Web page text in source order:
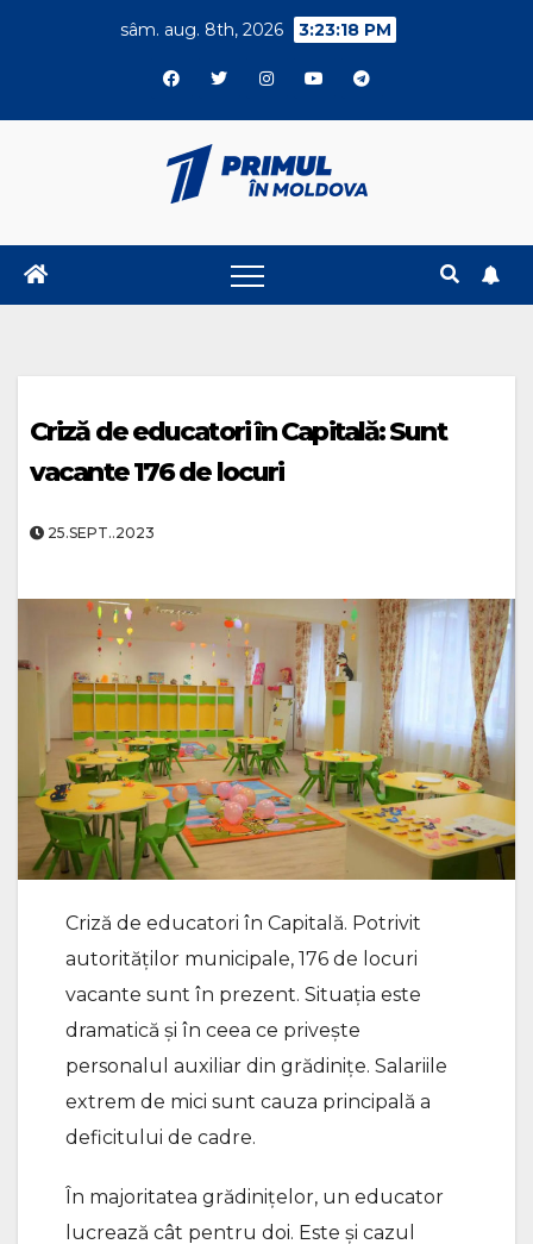
sâm. aug. 8th, 2026 3:23:19 PM
Criză de educatori în Capitală: Sunt
vacante 176 de locuri
25.SEPT..2023
Criză de educatori în Capitală. Potrivit
autorităţilor municipale, 176 de locuri
vacante sunt în prezent. Situaţia este
dramatică şi în ceea ce priveşte
personalul auxiliar din grădiniţe. Salariile
extrem de mici sunt cauza principală a
deficitului de cadre.
În majoritatea grădiniţelor, un educator
lucrează cât pentru doi. Este şi cazul